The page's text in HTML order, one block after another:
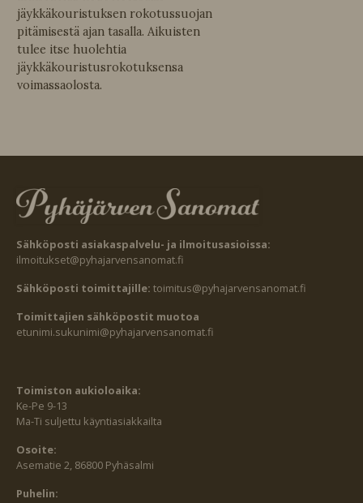
jäykkäkouristuksen rokotussuojan
pitämisestä ajan tasalla. Aikuisten
tulee itse huolehtia
jäykkäkouristusrokotuksensa
voimassaolosta.
Sähköposti asiakaspalvelu- ja ilmoitusasioissa:
ilmoitukset@pyhajarvensanomat.fi
Sähköposti toimittajille: toimitus@pyhajarvensanomat.fi
Toimittajien sähköpostit muotoa
etunimi.sukunimi@pyhajarvensanomat.fi
Toimiston aukioloaika:
Ke-Pe 9-13
Ma-Ti suljettu käyntiasiakkailta
Osoite:
Asematie 2, 86800 Pyhäsalmi
Puhelin: